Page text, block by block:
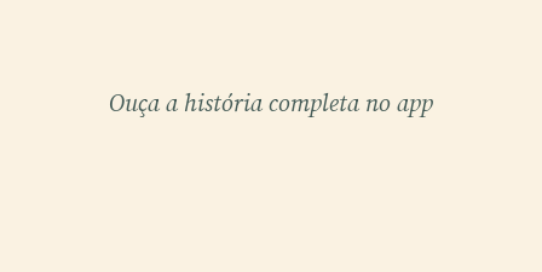
Ouça a história completa no app